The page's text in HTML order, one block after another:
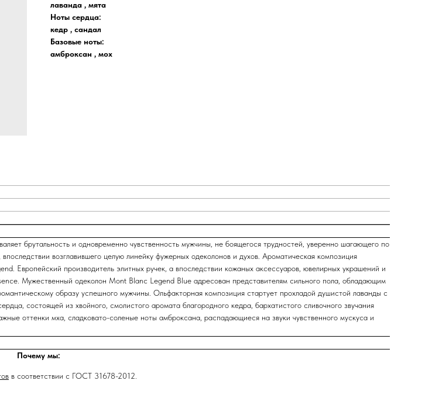
лаванда , мята
Ноты сердца:
кедр , сандал
Базовые ноты:
амброксан , мох
брутальность и одновременно чувственность мужчины, не боящегося трудностей, уверенно шагающего по
возглавившего целую линейку фужерных одеколонов и духов. Ароматическая композиция
Европейский производитель элитных ручек, а впоследствии кожаных аксессуаров, ювелирных украшений и
Мужественный одеколон Mont Blanc Legend Blue адресован представителям сильного пола, обладающим
образу успешного мужчины. Ольфакторная композиция стартует прохладой душистой лаванды с
состоящей из хвойного, смолистого аромата благородного кедра, бархатистого сливочного звучания
оттенки мха, сладковато-соленые ноты амброксана, распадающиеся на звуки чувственного мускуса и
Почему мы:
в соответствии с ГОСТ 31678-2012.